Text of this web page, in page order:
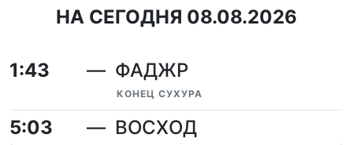
НА СЕГОДНЯ 08.08.2026
1:43 ФАДЖР
КОНЕЦ СУХУРА
5:03
ВОСХОД